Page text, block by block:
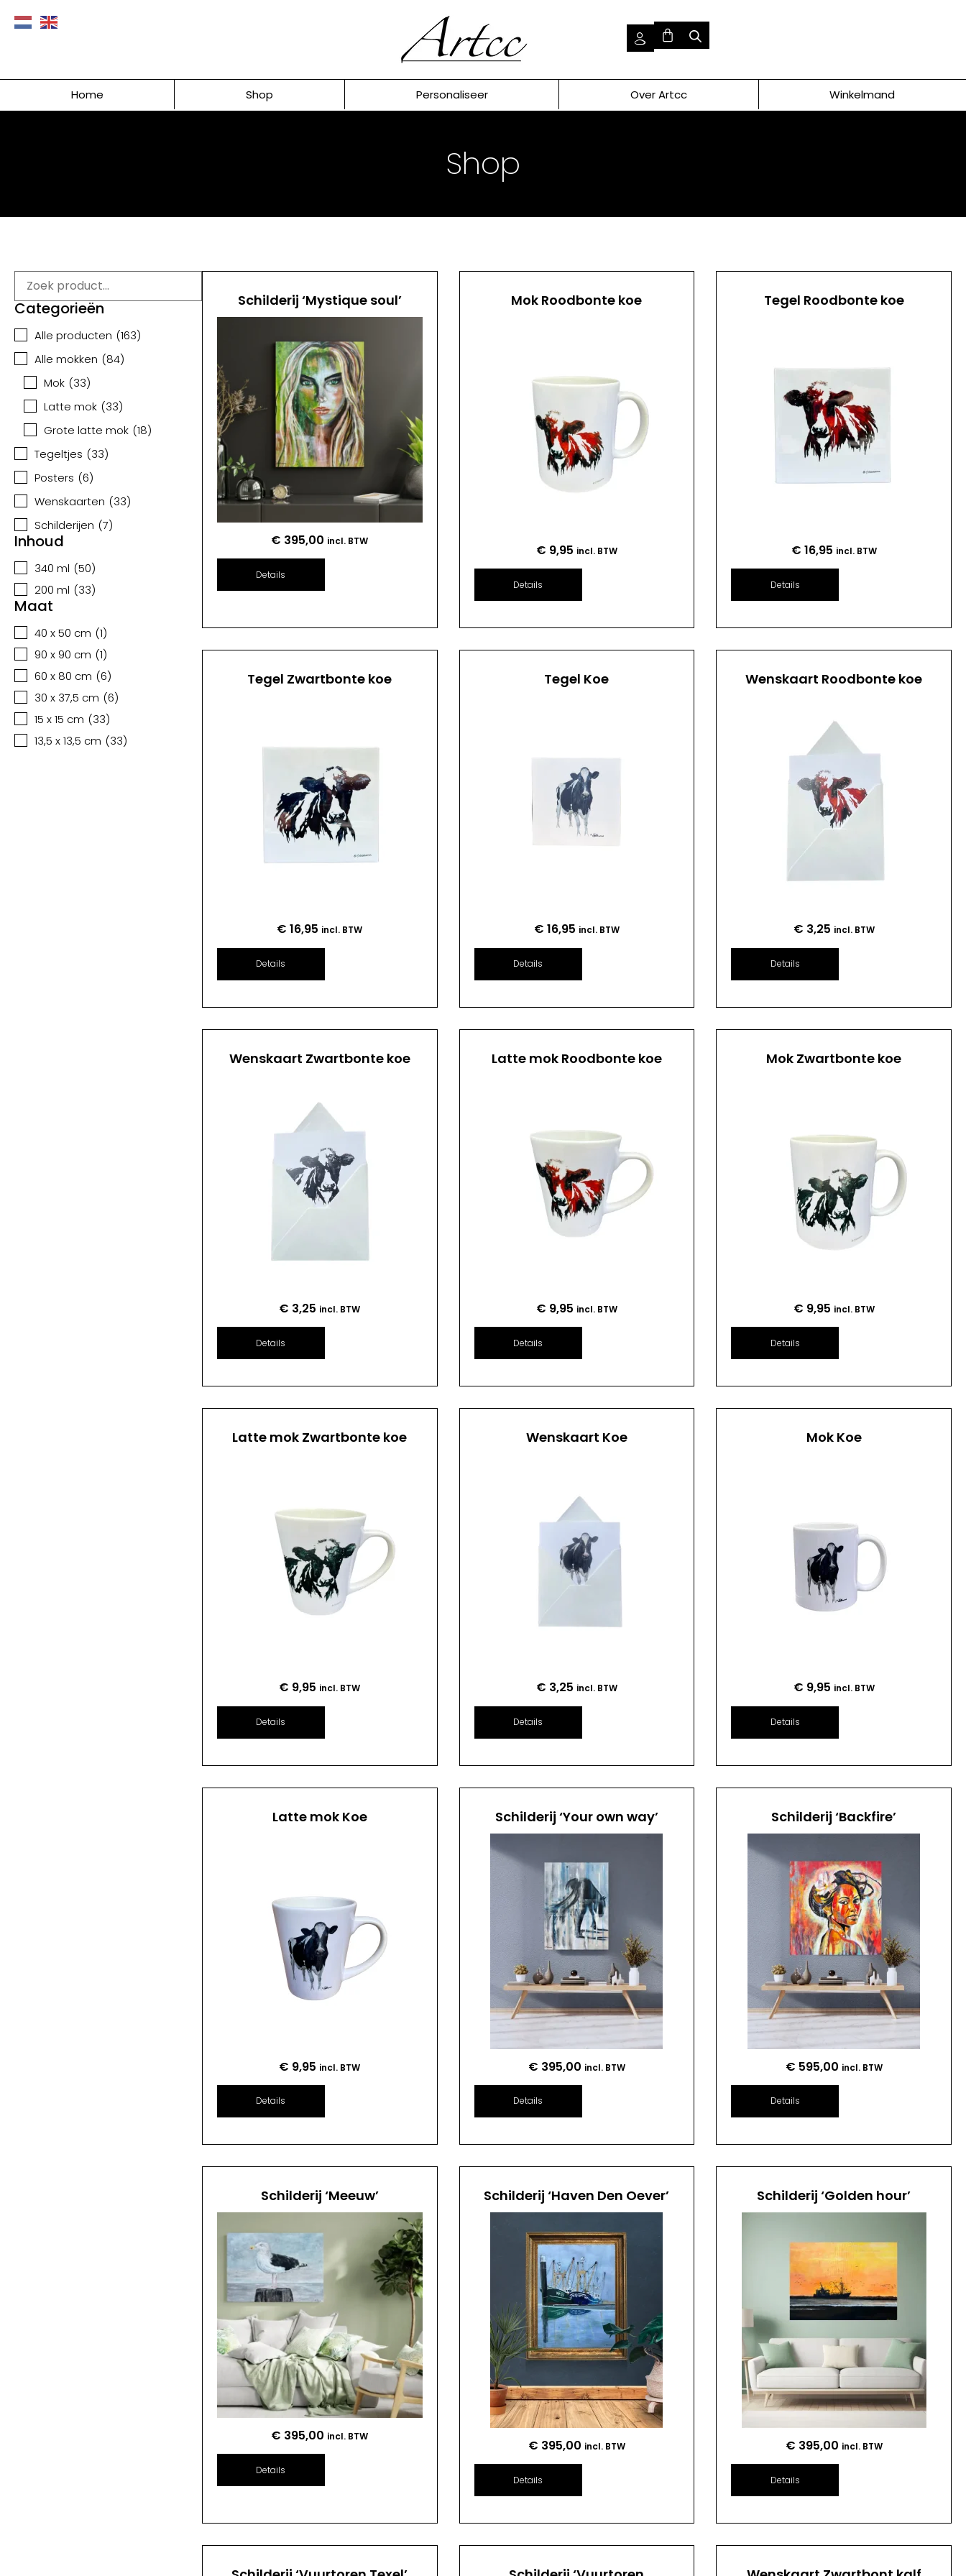
Home Shop Personaliseer Over Artcc Winkelmand
Shop
Categorieën
Alle producten (163)
Alle mokken (84)
Mok (33)
Latte mok (33)
Grote latte mok (18)
Tegeltjes (33)
Posters (6)
Wenskaarten (33)
Schilderijen (7)
Inhoud
340 ml (50)
200 ml (33)
Maat
40 x 50 cm (1)
90 x 90 cm (1)
60 x 80 cm (6)
30 x 37,5 cm (6)
15 x 15 cm (33)
13,5 x 13,5 cm (33)
Schilderij ‘Mystique soul’
€ 395,00 incl. BTW
Details
Mok Roodbonte koe
€ 9,95 incl. BTW
Details
Tegel Roodbonte koe
€ 16,95 incl. BTW
Details
Tegel Zwartbonte koe
€ 16,95 incl. BTW
Details
Tegel Koe
€ 16,95 incl. BTW
Details
Wenskaart Roodbonte koe
€ 3,25 incl. BTW
Details
Wenskaart Zwartbonte koe
€ 3,25 incl. BTW
Details
Latte mok Roodbonte koe
€ 9,95 incl. BTW
Details
Mok Zwartbonte koe
€ 9,95 incl. BTW
Details
Latte mok Zwartbonte koe
€ 9,95 incl. BTW
Details
Wenskaart Koe
€ 3,25 incl. BTW
Details
Mok Koe
€ 9,95 incl. BTW
Details
Latte mok Koe
€ 9,95 incl. BTW
Details
Schilderij ‘Your own way’
€ 395,00 incl. BTW
Details
Schilderij ‘Backfire’
€ 595,00 incl. BTW
Details
Schilderij ‘Meeuw’
€ 395,00 incl. BTW
Details
Schilderij ‘Haven Den Oever’
€ 395,00 incl. BTW
Details
Schilderij ‘Golden hour’
€ 395,00 incl. BTW
Details